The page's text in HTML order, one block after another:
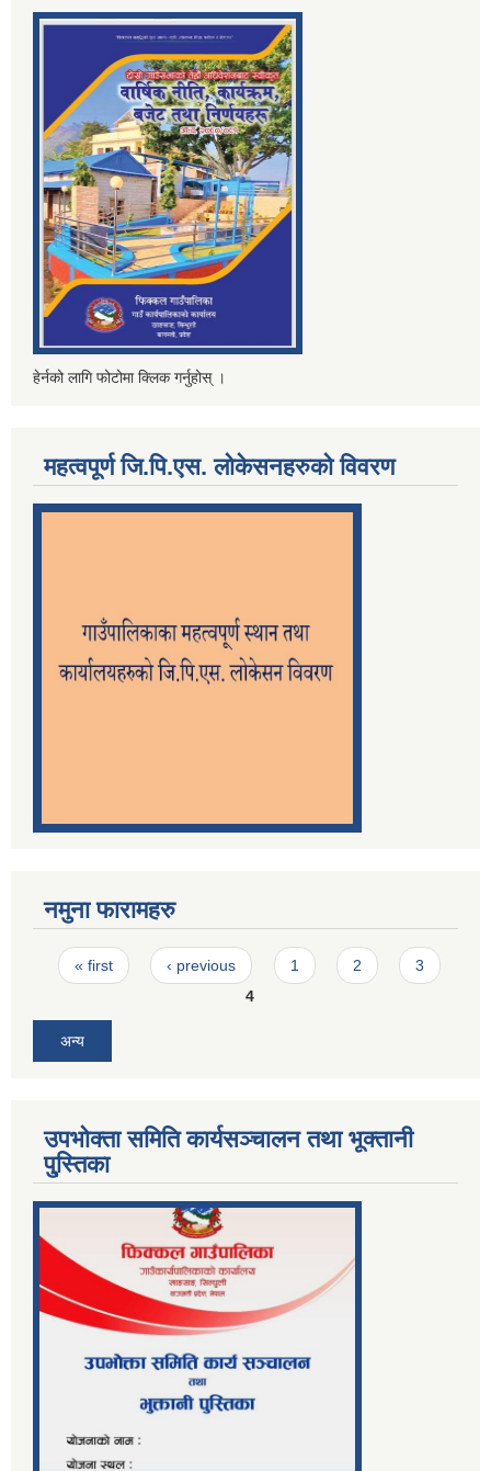
हेर्नको लागि फोटोमा क्लिक गर्नुहोस् ।
महत्वपूर्ण जि.पि.एस. लोकेसनहरुको विवरण
नमुना फारामहरु
Pages
« first ‹ previous 1 2
3
4
अन्य
उपभोक्ता समिति कार्यसञ्चालन तथा भूक्तानी
पु्स्तिका